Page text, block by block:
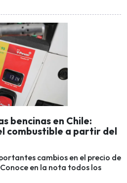
bencinas en Chile:
combustible a partir del
cambios en el precio de
en la nota todos los